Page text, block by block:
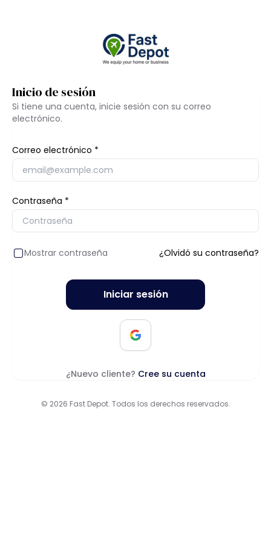
Inicio de sesión
Si tiene una cuenta, inicie sesión con su correo
electrónico.
Correo electrónico
Contraseña
Mostrar contraseña ¿Olvidó su contraseña?
Iniciar sesión
¿Nuevo cliente? Cree su cuenta
© 2026 Fast Depot. Todos los derechos reservados.